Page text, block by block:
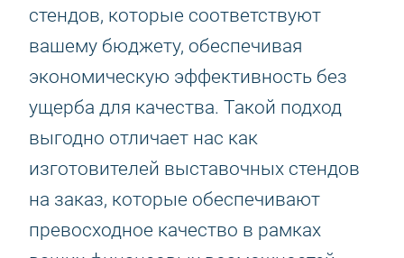
стендов, которые соответствуют
вашему бюджету, обеспечивая
экономическую эффективность без
ущерба для качества. Такой подход
выгодно отличает нас как
изготовителей выставочных стендов
на заказ, которые обеспечивают
превосходное качество в рамках